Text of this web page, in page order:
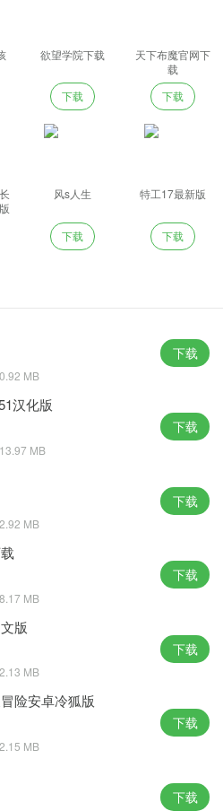
欲望学院下载
下载
天下布魔官网下
载
下载
风s人生
下载
特工17最新版
下载
MB
下载
汉化版
MB
下载
MB
下载
MB
下载
版
MB
下载
险安卓冷狐版
MB
下载
下载